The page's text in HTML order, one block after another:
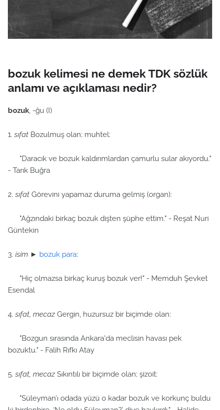
bozuk kelimesi ne demek TDK sözlük
anlamı ve açıklaması nedir?
bozuk, -ğu (I)
1. sıfat Bozulmuş olan; muhtel:
"Daracık ve bozuk kaldırımlardan çamurlu sular akıyordu."
- Tarık Buğra
2. sıfat Görevini yapamaz duruma gelmiş (organ):
"Ağzındaki birkaç bozuk dişten şüphe ettim." - Reşat Nuri
Güntekin
3. isim ► bozuk para:
"Hiç olmazsa birkaç kuruş bozuk ver!" - Memduh Şevket
Esendal
4. sıfat, mecaz Gergin, huzursuz bir biçimde olan:
"Bozgun sırasında Ankara'da meclisin havası pek
bozuktu." - Falih Rıfkı Atay
5. sıfat, mecaz Sıkıntılı bir biçimde olan; şizoit:
"Süleyman’ı odada yüzü o kadar bozuk ve korkunç buldu